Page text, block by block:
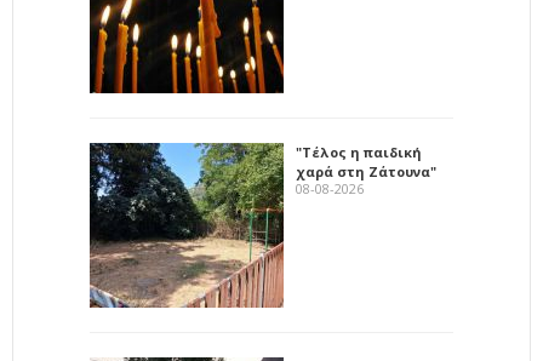
"Τέλος η παιδική
χαρά στη Ζάτουνα"
08-08-2026